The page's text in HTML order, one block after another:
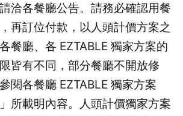
洽各餐廳公告。請務必確認用餐
再訂位付款，以人頭計價方案之
餐廳、各 EZTABLE 獨家方案的
皆有不同，部分餐廳不開放修
閱各餐廳 EZTABLE 獨家方案
」所載明內容。人頭計價獨家方案